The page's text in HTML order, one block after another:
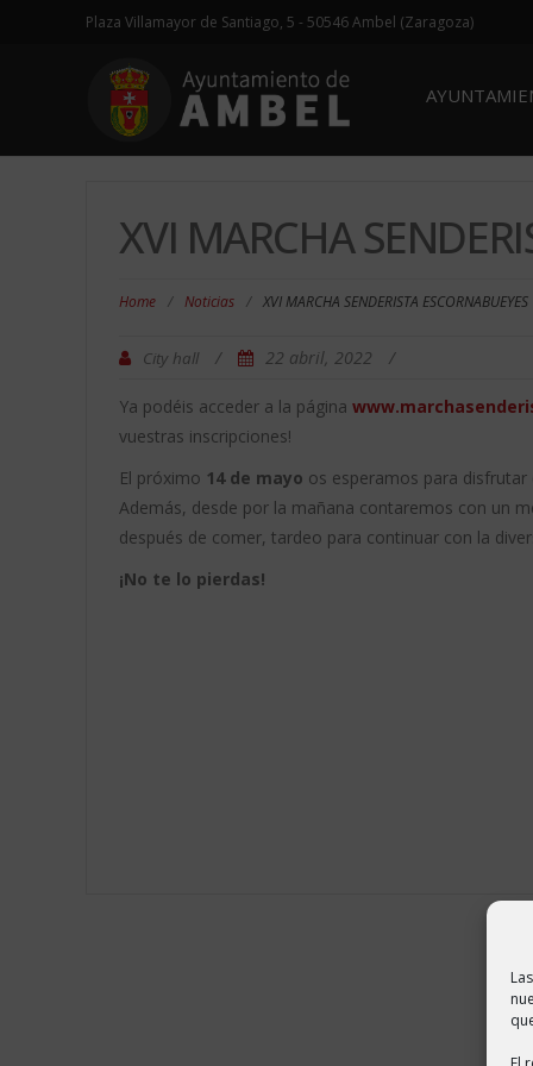
Plaza Villamayor de Santiago, 5 - 50546 Ambel (Zaragoza)
XVI MARCHA
Home / Noticias / XVI MARCHA SENDERISTA ESCORNABUEYES
City hall / 22 abril, 2022 /
Ya podéis acceder a la página
vuestras inscripciones!
El próximo 14 de mayo os esperamos para
Además, desde por la mañana contaremos con un
después de comer, tardeo para continuar con la
¡No te lo pierdas!